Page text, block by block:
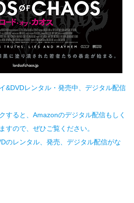
&DVDレンタル・発売中、デジタル配信
すると、Amazonのデジタル配信もしく
すので、ぜひご覧ください。
のレンタル、発売、デジタル配信がな